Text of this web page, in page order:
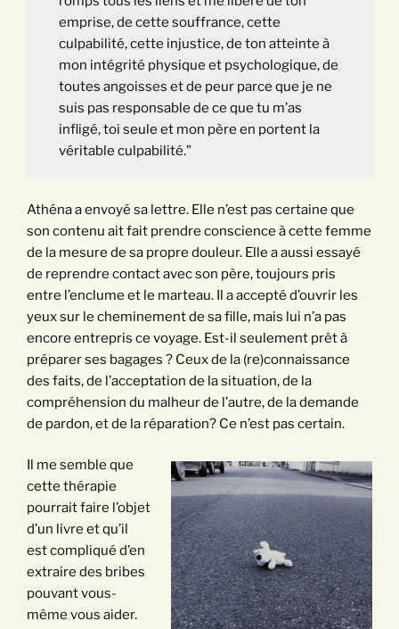
emprise, de cette souffrance, cette
culpabilité, cette injustice, de ton atteinte à
mon intégrité physique et psychologique, de
toutes angoisses et de peur parce que je ne
suis pas responsable de ce que tu m’as
infligé, toi seule et mon père en portent la
véritable culpabilité.”
Athéna a envoyé sa lettre. Elle n’est pas certaine que
son contenu ait fait prendre conscience à cette femme
de la mesure de sa propre douleur. Elle a aussi essayé
de reprendre contact avec son père, toujours pris
entre l’enclume et le marteau. Il a accepté d’ouvrir les
yeux sur le cheminement de sa fille, mais lui n’a pas
encore entrepris ce voyage. Est-il seulement prêt à
préparer ses bagages ? Ceux de la (re)connaissance
des faits, de l’acceptation de la situation, de la
compréhension du malheur de l’autre, de la demande
de pardon, et de la réparation? Ce n’est pas certain.
Il me semble que
cette thérapie
pourrait faire l’objet
d’un livre et qu’il
est compliqué d’en
extraire des bribes
pouvant vous-
même vous aider.